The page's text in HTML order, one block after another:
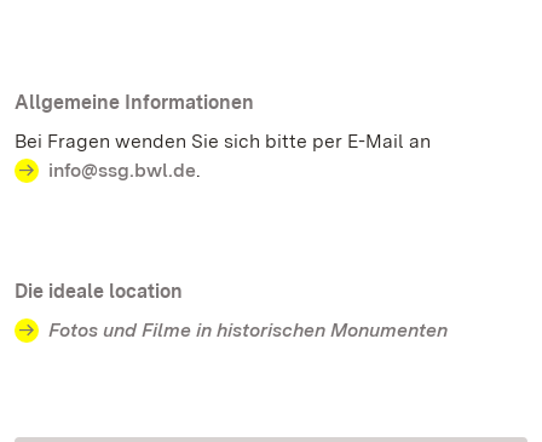
Allgemeine Informationen
Bei Fragen wenden Sie sich bitte per E-Mail an
info@ssg.bwl.de.
Die ideale location
Fotos und Filme in historischen Monumenten